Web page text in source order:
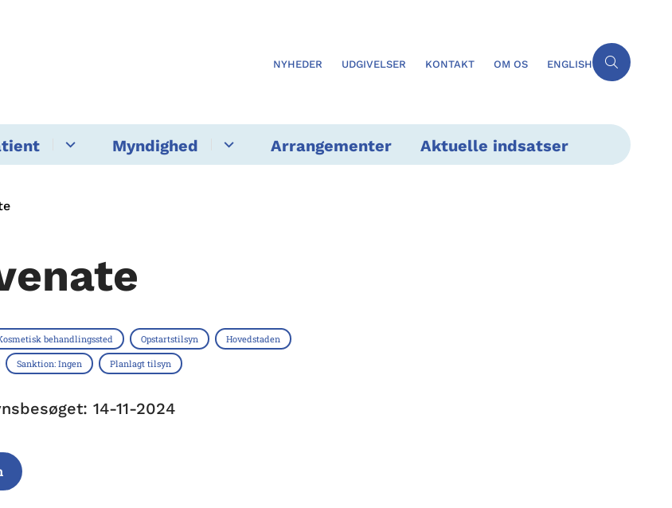
NYHEDER UDGIVELSER KONTAKT OM OS ENGLISH
Myndighed Arrangementer Aktuelle indsatser
behandlingssted Opstartstilsyn Hovedstaden
Sanktion: Ingen Planlagt tilsyn
14-11-2024